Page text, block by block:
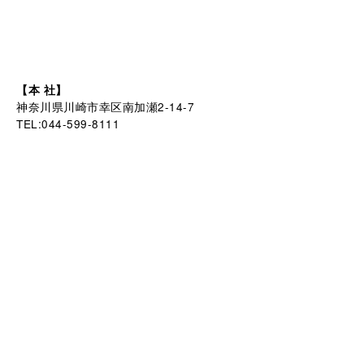
【本 社】
神奈川県川崎市幸区南加瀬2-14-7
TEL:044-599-8111